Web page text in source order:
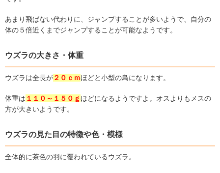
あまり飛ばない代わりに、ジャンプすることが多いようで、自分の
体の５倍近くまでジャンプすることが可能なようです。
ウズラの大きさ・体重
ウズラは全長が２０ｃｍほどと小型の鳥になります。
体重は １１０～１５０ｇほどになるようですよ。オスよりもメスの
方が大きいようです。
ウズラの見た目の特徴や色・模様
全体的に茶色の羽に覆われているウズラ。